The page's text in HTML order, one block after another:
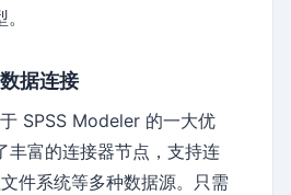
据连接
SPSS Modeler 的一大优
丰富的连接器节点，支持连
件系统等多种数据源。只需